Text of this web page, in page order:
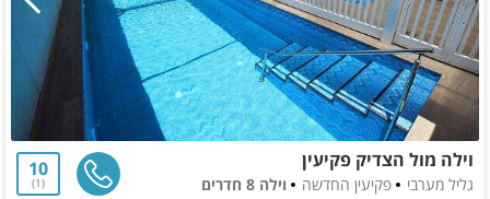
וילה מול הצדיק פקיעין
גליל מערבי פקיעין החדשה
וילה 8 חדרים
10
1